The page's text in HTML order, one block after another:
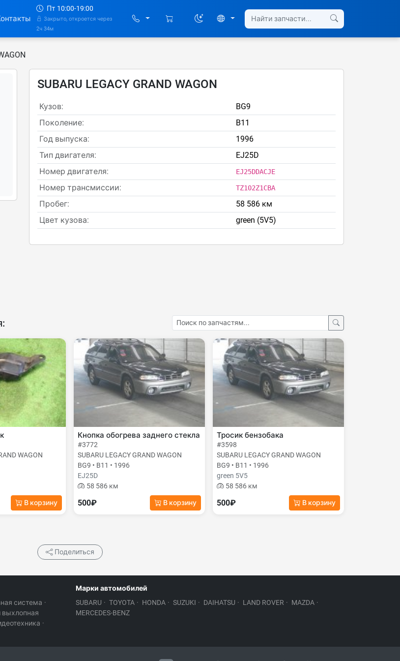
Пт 10:00-19:00
Закрыто, откроется через
2ч 34м
SUBARU LEGACY GRAND WAGON
Кузов:
BG9
Поколение:
B11
Год выпуска:
1996
Тип двигателя:
EJ25D
Номер двигателя:
EJ25DDACJE
Номер трансмиссии: TZ102Z1CBA
Пробег:
58 586 км
Цвет кузова:
green (5V5)
WAGON
В корзину
Кнопка обогрева заднего стекла
#3772
SUBARU LEGACY GRAND WAGON
BG9 • B11 • 1996
EJ25D
58 586 км
500₽ В корзину
Тросик бензобака
#3598
SUBARU LEGACY GRAND WAGON
BG9 • B11 • 1996
green 5V5
58 586 км
500₽ В корзину
Поделиться
система ·
выхлопная
·
Марки автомобилей
SUBARU · TOYOTA · HONDA · SUZUKI · DAIHATSU · LAND ROVER · MAZDA ·
MERCEDES-BENZ